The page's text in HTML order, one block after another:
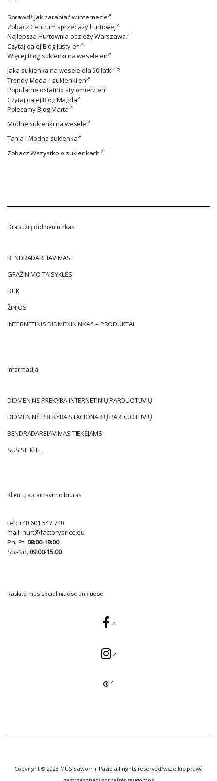
SprawdźJak zarabiać w internecie
Zobacz Centrum sprzedaży hurtowej
Najlepsza Hurtownia odzieży Warszawa
Czytaj dalej Blog Justy en
Więcej Blog sukienki na wesele en
Jaka sukienka na wesele dla 50 latki ?
TrendyModa i sukienki en
Popularne ostatnio stylomierz en
Czytaj dalej Blog Magda
PolecamyBlog Marta
Modne sukienki na wesele
Tania i Modna sukienka
Zobacz Wszystko o sukienkach
Drabužių didmenininkas
BENDRADARBIAVIMAS
GRĄŽINIMO TAISYKLĖS
DUK
ŽINIOS
INTERNETINIS DIDMENININKAS – PRODUKTAI
Informacija
DIDMENINĖ PREKYBA INTERNETINIŲ PARDUOTUVIŲ
DIDMENINĖ PREKYBA STACIONARIŲ PARDUOTUVIŲ
BENDRADARBIAVIMAS TIEKĖJAMS
SUSISIEKITE
Klientų aptarnavimo biuras
tel.: +48 601 547 740
mail: hurt@factoryprice.eu
Pn.-Pt. 08:00-19:00
Sb.-Nd. 09:00-15:00
Raskite mus socialiniuose tinkluose
Copyright © 2023 MUS Sławomir Pazio all rights reserved/wszelkie prawa